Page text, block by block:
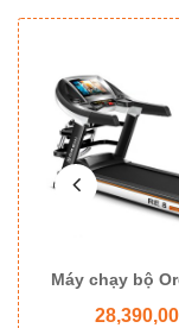
Máy chạy bộ